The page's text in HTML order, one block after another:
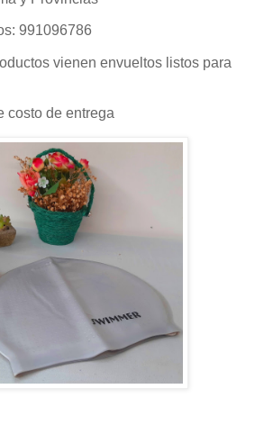
991096786
vienen envueltos listos para
costo de entrega